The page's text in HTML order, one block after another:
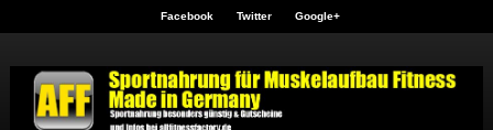
Facebook Twitter Google+